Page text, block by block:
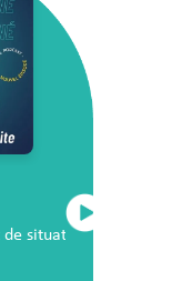
de situation